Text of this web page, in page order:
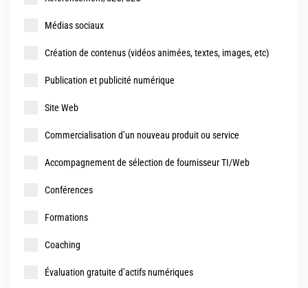
Médias sociaux
Création de contenus (vidéos animées, textes, images, etc)
Publication et publicité numérique
Site Web
Commercialisation d’un nouveau produit ou service
Accompagnement de sélection de fournisseur TI/Web
Conférences
Formations
Coaching
Évaluation gratuite d’actifs numériques